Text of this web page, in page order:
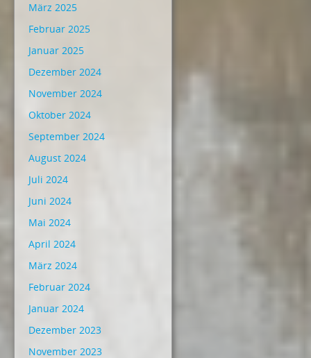
März 2025
Februar 2025
Januar 2025
Dezember 2024
November 2024
Oktober 2024
September 2024
August 2024
Juli 2024
Juni 2024
Mai 2024
April 2024
März 2024
Februar 2024
Januar 2024
Dezember 2023
November 2023